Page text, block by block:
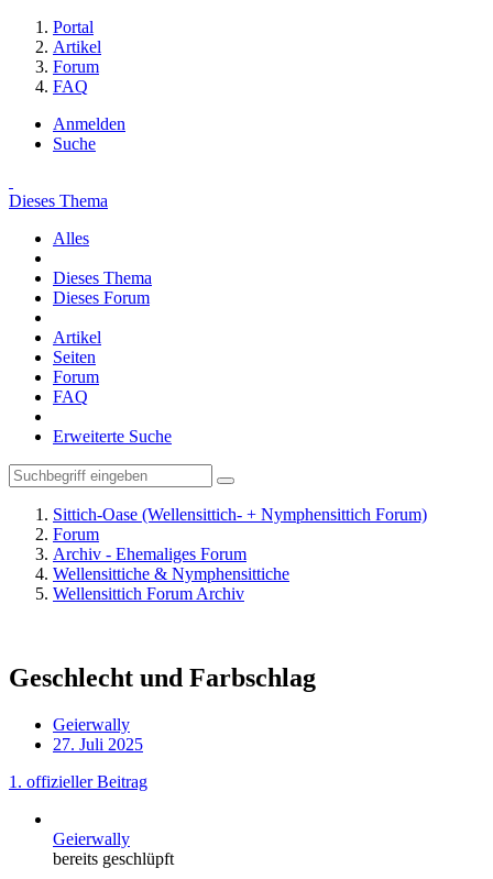
Portal
Artikel
Forum
FAQ
Anmelden
Suche
Dieses Thema
Alles
Dieses Thema
Dieses Forum
Artikel
Seiten
Forum
FAQ
Erweiterte Suche
Sittich-Oase (Wellensittich- + Nymphensittich Forum)
Forum
Archiv - Ehemaliges Forum
Wellensittiche & Nymphensittiche
Wellensittich Forum Archiv
Geschlecht und Farbschlag
Geierwally
27. Juli 2025
1. offizieller Beitrag
Geierwally
bereits geschlüpft